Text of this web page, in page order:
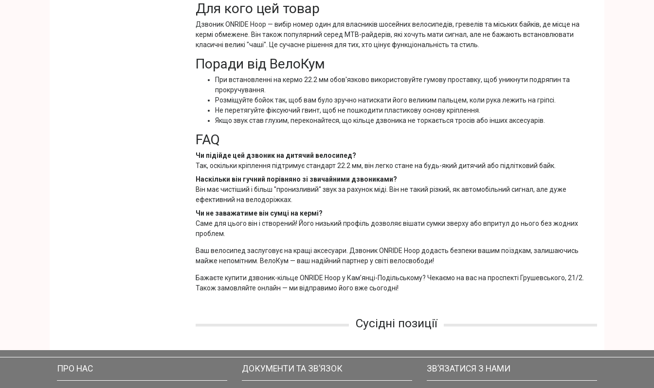
Для кого цей товар
Дзвоник ONRIDE Hoop — вибір номер один для власників шосейних велосипедів, гревелів та міських байків, де місце на
кермі обмежене. Він також популярний серед MTB-райдерів, які хочуть мати сигнал, але не бажають встановлювати
класичні великі "чаші". Це сучасне рішення для тих, хто цінує функціональність та стиль.
Поради від ВелоКум
При встановленні на кермо 22.2 мм обов'язково використовуйте гумову проставку, щоб уникнути подряпин та
прокручування.
Розміщуйте бойок так, щоб вам було зручно натискати його великим пальцем, коли рука лежить на гріпсі.
Не перетягуйте фіксуючий гвинт, щоб не пошкодити пластикову основу кріплення.
Якщо звук став глухим, переконайтеся, що кільце дзвоника не торкається тросів або інших аксесуарів.
FAQ
Чи підійде цей дзвоник на дитячий велосипед?
Так, оскільки кріплення підтримує стандарт 22.2 мм, він легко стане на будь-який дитячий або підлітковий байк.
Наскільки він гучний порівняно зі звичайними дзвониками?
Він має чистіший і більш "пронизливий" звук за рахунок міді. Він не такий різкий, як автомобільний сигнал, але дуже
ефективний на велодоріжках.
Чи не заважатиме він сумці на кермі?
Саме для цього він і створений! Його низький профіль дозволяє вішати сумки зверху або впритул до нього без жодних
проблем.
Ваш велосипед заслуговує на кращі аксесуари. Дзвоник ONRIDE Hoop додасть безпеки вашим поїздкам, залишаючись
майже непомітним. ВелоКум — ваш надійний партнер у світі велосвободи!
Бажаєте купити дзвоник-кільце ONRIDE Hoop у Кам’янці-Подільському? Чекаємо на вас на проспекті Грушевського, 21/2.
Також замовляйте онлайн — ми відправимо його вже сьогодні!
Сусідні позиції
ПРО НАС ДОКУМЕНТИ ТА ЗВ’ЯЗОК ЗВ’ЯЗАТИСЯ З НАМИ